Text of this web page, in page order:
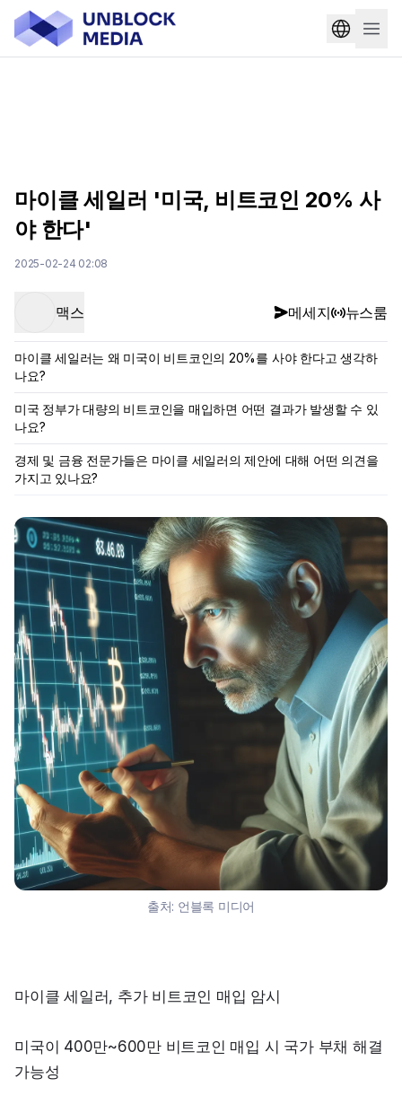
마이클 세일러 '미국, 비트코인 20% 사
야 한다'
2025-02-24 02:08
맥스 메세지 뉴스룸
마이클 세일러는 왜 미국이 비트코인의 20%를 사야 한다고 생각하
나요?
미국 정부가 대량의 비트코인을 매입하면 어떤 결과가 발생할 수 있
나요?
경제 및 금융 전문가들은 마이클 세일러의 제안에 대해 어떤 의견을
가지고 있나요?
출처: 언블록 미디어
마이클 세일러, 추가 비트코인 매입 암시
미국이 400만~600만 비트코인 매입 시 국가 부채 해결
가능성